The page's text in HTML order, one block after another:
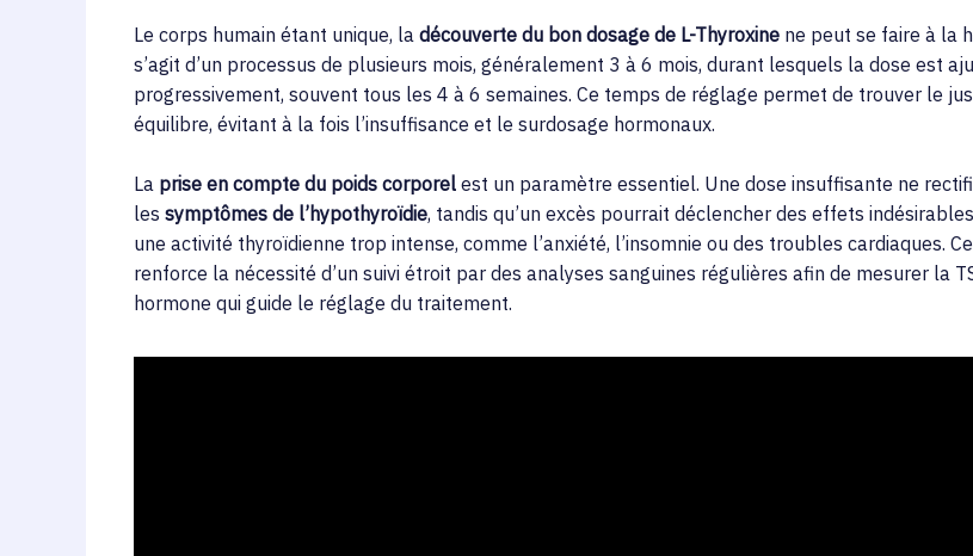
Le corps humain étant unique, la découverte du bon dosage de L-Thyroxine ne peut se faire à la
s’agit d’un processus de plusieurs mois, généralement 3 à 6 mois, durant lesquels la dose est
progressivement, souvent tous les 4 à 6 semaines. Ce temps de réglage permet de trouver le
équilibre, évitant à la fois l’insuffisance et le surdosage hormonaux.
La prise en compte du poids corporel est un paramètre essentiel. Une dose insuffisante ne
les symptômes de l’hypothyroïdie, tandis qu’un excès pourrait déclencher des effets
une activité thyroïdienne trop intense, comme l’anxiété, l’insomnie ou des troubles cardiaques.
renforce la nécessité d’un suivi étroit par des analyses sanguines régulières afin de mesurer la
hormone qui guide le réglage du traitement.